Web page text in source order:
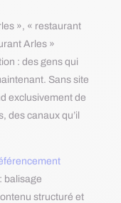
», « restaurant
Arles »
: des gens qui
Sans site
exclusivement de
des canaux qu’il
balisage
structuré et